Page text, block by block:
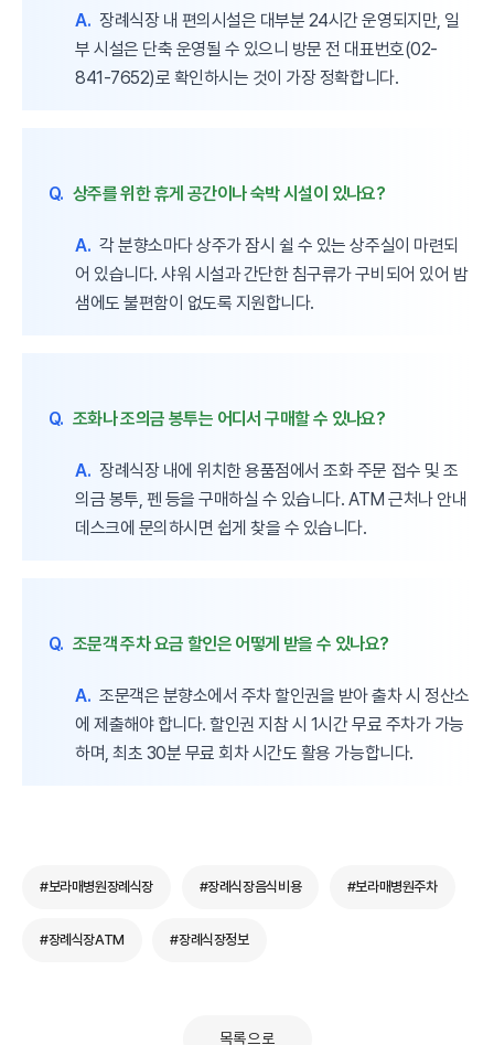
A. 장례식장 내 편의시설은 대부분 24시간 운영되지만, 일
부 시설은 단축 운영될 수 있으니 방문 전 대표번호(02-
841-7652)로 확인하시는 것이 가장 정확합니다.
Q. 상주를 위한 휴게 공간이나 숙박 시설이 있나요?
A. 각 분향소마다 상주가 잠시 쉴 수 있는 상주실이 마련되
어 있습니다. 샤워 시설과 간단한 침구류가 구비되어 있어 밤
샘에도 불편함이 없도록 지원합니다.
Q. 조화나 조의금 봉투는 어디서 구매할 수 있나요?
A. 장례식장 내에 위치한 용품점에서 조화 주문 접수 및 조
의금 봉투, 펜 등을 구매하실 수 있습니다. ATM 근처나 안내
데스크에 문의하시면 쉽게 찾을 수 있습니다.
Q. 조문객 주차 요금 할인은 어떻게 받을 수 있나요?
A. 조문객은 분향소에서 주차 할인권을 받아 출차 시 정산소
에 제출해야 합니다. 할인권 지참 시 1시간 무료 주차가 가능
하며, 최초 30분 무료 회차 시간도 활용 가능합니다.
#보라매병원장례식장 #장례식장음식비용 #보라매병원주차
#장례식장ATM #장례식장정보
목록으로